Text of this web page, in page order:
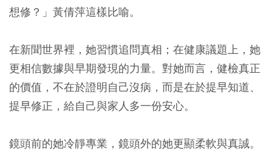
想修？」黃倩萍這樣比喻。
在新聞世界裡，她習慣追問真相；在健康議題上，她
更相信數據與早期發現的力量。對她而言，健檢真正
的價值，不在於證明自己沒病，而是在於提早知道、
提早修正，給自己與家人多一份安心。
鏡頭前的她冷靜專業，鏡頭外的她更顯柔軟與真誠。